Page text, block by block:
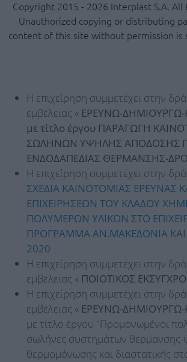
Copyright 2015 - 2026 Interplast S.A. All
Unauthorized copying or distributing
content of this site without permission
Η επιχείρηση συμμετέχει στην
εμβέλειας « ΕΡΕΥΝΩ-
με τίτλο έργου ΠΑΡΑΓΩΓΗ
ΣΩΛΗΝΩΝ ΥΨΗΛΗΣ ΑΠΟΔΟΣΗΣ
ΕΝΔΟΔΑΠΕΔΙΑΣ ΘΕΡΜΑΝΣΗΣ-
Η επιχείρηση συμμετέχει στην
ΣΧΕΔΙΑ ΚΑΙΝΟΤΟΜΙΑΣ ΕΡΕΥΝΑΣ
ΕΠΙΧΕΙΡΗΣΕΩΝ ΤΟΥ ΚΛΑΔΟΥ
ΠΟΛΥΜΕΡΩΝ ΥΛΙΚΩΝ ΣΤΟ
ΠΡΟΓΡΑΜΜΑ ΑΝ.ΜΑΚΕΔΟΝΙΑ
2020
Η επιχείρηση συμμετέχει στην
εμβέλειας « ΠΟΙΟΤΙΚΟΣ
Η επιχείρηση συμμετέχει στην
εμβέλειας « ΕΡΕΥΝΩ-
με τίτλο έργου "Προμονωμένοι
σωλήνες συστημάτων
θερμομόνωσης και διαστατικής